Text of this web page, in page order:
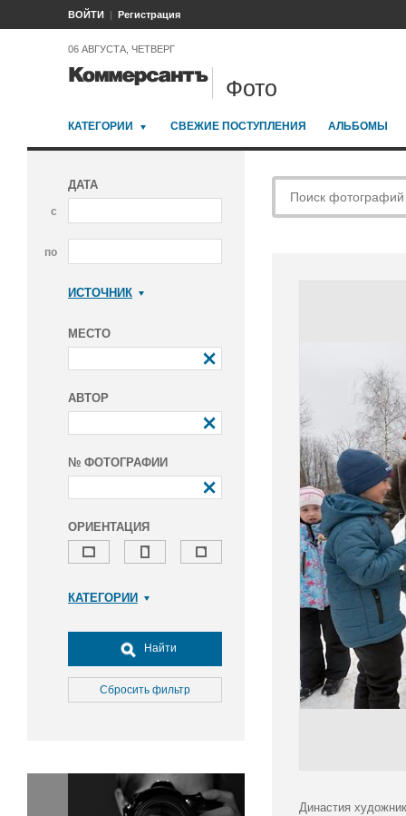
ВОЙТИ Регистрация
06 АВГУСТА, ЧЕТВЕРГ
Фото
КАТЕГОРИИ СВЕЖИЕ ПОСТУПЛЕНИЯ АЛЬБОМЫ
ДАТА
с
по
ИСТОЧНИК
МЕСТО
АВТОР
№ ФОТОГРАФИИ
ОРИЕНТАЦИЯ
КАТЕГОРИИ
Досуг, туризм и отдых
Культура
Медицина
Окружающая среда
Политика
Найти
Сбросить фильтр
Династия